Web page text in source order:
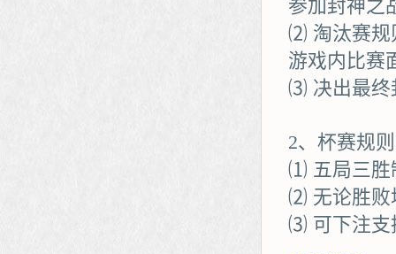
参加封神之
⑵ 淘汰赛规
游戏内比赛
⑶ 决出最终
2、杯赛规则
⑴ 五局三胜
⑵ 无论胜败
⑶ 可下注支